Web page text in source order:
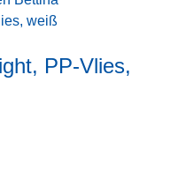
PP-Vlies,